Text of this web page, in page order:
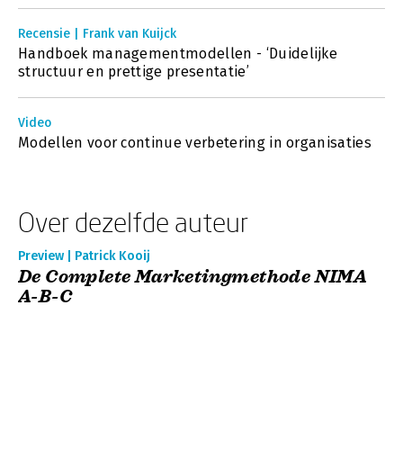
Recensie | Frank van Kuijck
Handboek managementmodellen - ‘Duidelijke
structuur en prettige presentatie’
Video
Modellen voor continue verbetering in organisaties
Over dezelfde auteur
Preview | Patrick Kooij
De Complete Marketingmethode NIMA
A-B-C